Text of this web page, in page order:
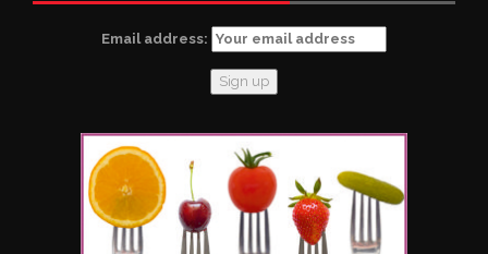
Email address: